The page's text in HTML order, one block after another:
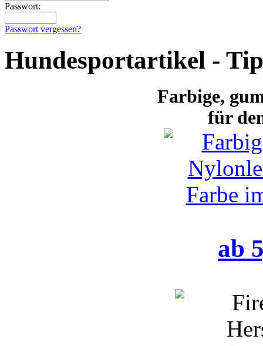
Passwort:
Passwort vergessen?
Hundesportartikel - Tip
Farbige,
für
ab